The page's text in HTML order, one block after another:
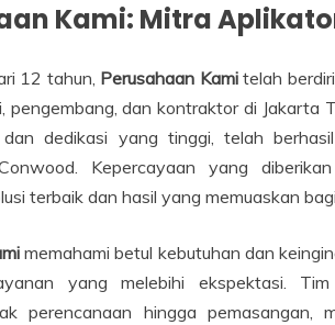
Kami: Mitra
12 tahun, Perusahaan Kamitelah
pengembang, dan kontraktor di Jakarta
dedikasi yang tinggi, telah
Kepercayaan yang
terbaik dan hasil yang memuaskan
memahami betul kebutuhan dan
yang melebihi ekspektasi.
perencanaan hingga